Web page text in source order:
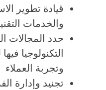
قيادة تطوير
والخدمات
حدد المجالات
التكنولوجيا
وتجربة العملاء
تجنيد وإدارة